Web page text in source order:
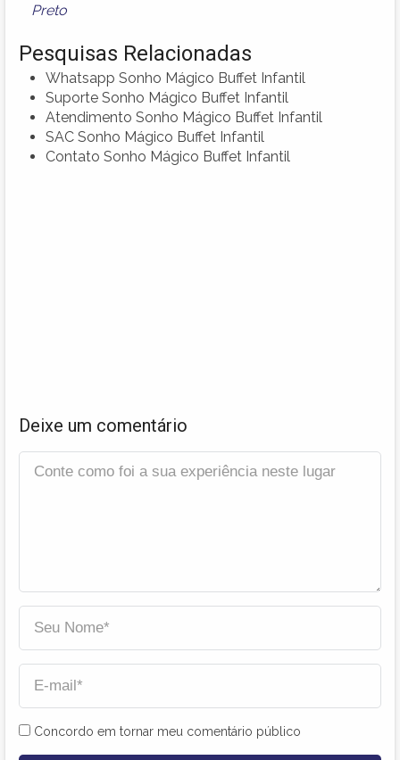
Preto
Pesquisas Relacionadas
Whatsapp Sonho Mágico Buffet Infantil
Suporte Sonho Mágico Buffet Infantil
Atendimento Sonho Mágico Buffet Infantil
SAC Sonho Mágico Buffet Infantil
Contato Sonho Mágico Buffet Infantil
Deixe um comentário
Concordo em tornar meu comentário público